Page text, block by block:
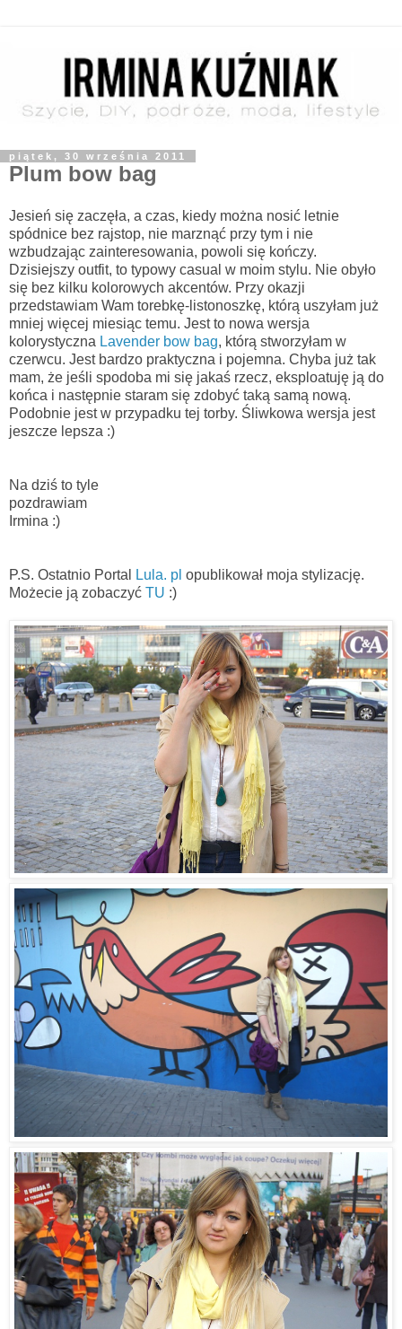
piątek, 30 września 2011
Plum bow bag
Jesień się zaczęła, a czas, kiedy można nosić letnie
spódnice bez rajstop, nie marznąć przy tym i nie
wzbudzając zainteresowania, powoli się kończy.
Dzisiejszy outfit, to typowy casual w moim stylu. Nie obyło
się bez kilku kolorowych akcentów. Przy okazji
przedstawiam Wam torebkę-listonoszkę, którą uszyłam już
mniej więcej miesiąc temu. Jest to nowa wersja
kolorystyczna Lavender bow bag, którą stworzyłam w
czerwcu. Jest bardzo praktyczna i pojemna. Chyba już tak
mam, że jeśli spodoba mi się jakaś rzecz, eksploatuję ją do
końca i następnie staram się zdobyć taką samą nową.
Podobnie jest w przypadku tej torby. Śliwkowa wersja jest
jeszcze lepsza :)
Na dziś to tyle
pozdrawiam
Irmina :)
P.S. Ostatnio Portal Lula. pl opublikował moja stylizację.
Możecie ją zobaczyć TU :)